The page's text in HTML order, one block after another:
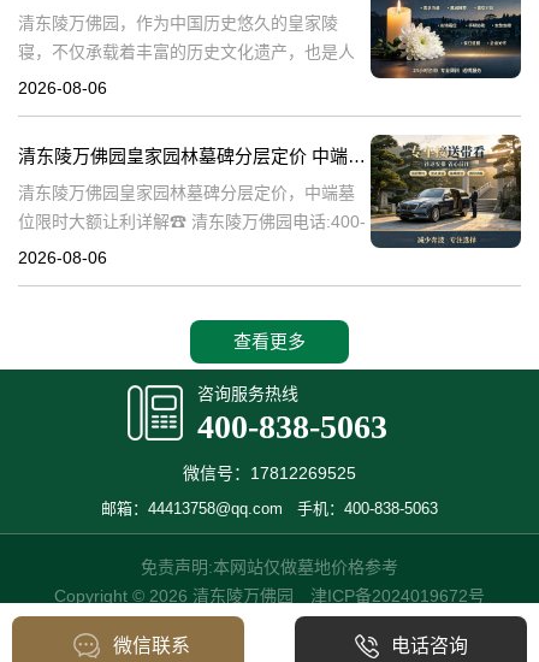
清东陵万佛园，作为中国历史悠久的皇家陵
寝，不仅承载着丰富的历史文化遗产，也是人
们缅怀先人、寄托哀思的重要场所。近年来，
清
2026-08-06
清东陵万佛园皇家园林墓碑分层定价 中端墓位限时大额让利详解
清东陵万佛园皇家园林墓碑分层定价，中端墓
位限时大额让利详解☎ 清东陵万佛园电话:400-
838-5063清东陵万佛园，作为中国历史上著名
2026-08-06
查看更多
咨询服务热线
400-838-5063
微信号：17812269525
邮箱：44413758@qq.com 手机：400-838-5063
免责声明:本网站仅做墓地价格参考
Copyright © 2026 清东陵万佛园 津ICP备2024019672号
微信联系 电话咨询